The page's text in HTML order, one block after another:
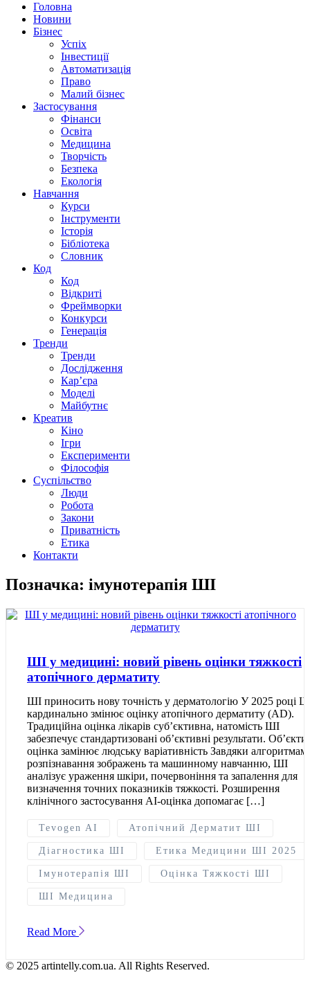
Головна
Новини
Бізнес
Успіх
Інвестиції
Автоматизація
Право
Малий бізнес
Застосування
Фінанси
Освіта
Медицина
Творчість
Безпека
Екологія
Навчання
Курси
Інструменти
Історія
Бібліотека
Словник
Код
Код
Відкриті
Фреймворки
Конкурси
Генерація
Тренди
Тренди
Дослідження
Кар’єра
Моделі
Майбутнє
Креатив
Кіно
Ігри
Експерименти
Філософія
Суспільство
Люди
Робота
Закони
Приватність
Етика
Контакти
Позначка: імунотерапія ШІ
ШІ у медицині: новий рівень оцінки тяжкості
атопічного дерматиту
ШІ приносить нову точність у дерматологію У 2025 році
кардинально змінює оцінку атопічного дерматиту (AD).
Традиційна оцінка лікарів суб’єктивна, натомість ШІ
забезпечує стандартизовані об’єктивні результати.
оцінка замінює людську варіативність Завдяки алгоритмам
розпізнавання зображень та машинному навчанню, ШІ
аналізує ураження шкіри, почервоніння та запалення для
визначення точних показників тяжкості. Розширення
клінічного застосування AI-оцінка допомагає […]
Tevogen AI Атопічний Дерматит ШІ
Діагностика ШІ Етика Медицини ШІ 2025
Імунотерапія ШІ Оцінка Тяжкості ШІ
ШІ Медицина
Read More
© 2025 artintelly.com.ua. All Rights Reserved.